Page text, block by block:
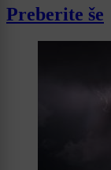
Preberite še